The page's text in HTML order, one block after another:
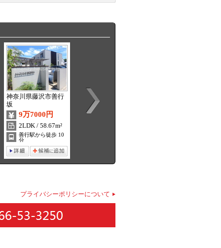
神奈川県藤沢市善行
坂
9万7000円
2LDK / 58.67m²
善行駅から徒歩 10
分
神奈川県大和市南林
8万5000円
プライバシーポリシーについて